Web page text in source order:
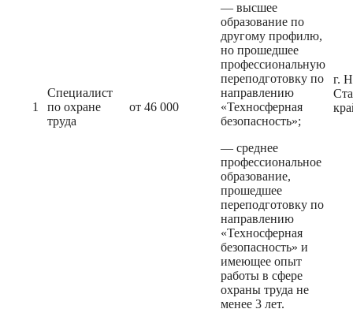
1
Специалист
по охране
труда
от 46 000
— высшее
образование по
другому профилю,
но прошедшее
профессиональную
переподготовку по
направлению
«Техносферная
безопасность»;
— среднее
профессиональное
образование,
прошедшее
переподготовку по
направлению
«Техносферная
безопасность» и
имеющее опыт
работы в сфере
охраны труда не
менее 3 лет.
г.